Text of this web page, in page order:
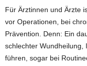
Für Ärztinnen und Ärzte
vor Operationen, bei
Prävention. Denn: Ein
schlechter Wundheilung,
führen, sogar bei